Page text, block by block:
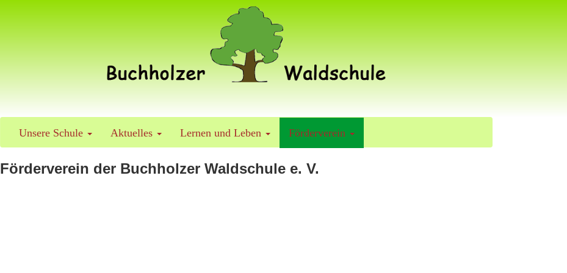
Unsere Schule Aktuelles Lernen und Leben Förderverein
Förderverein der Buchholzer Waldschule e. V.